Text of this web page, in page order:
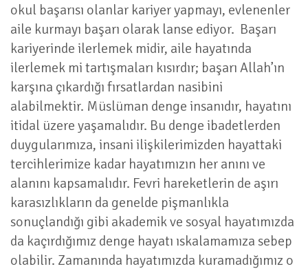
okul başarısı olanlar kariyer yapmayı, evlenenler
aile kurmayı başarı olarak lanse ediyor. Başarı
kariyerinde ilerlemek midir, aile hayatında
ilerlemek mi tartışmaları kısırdır; başarı Allah’ın
karşına çıkardığı fırsatlardan nasibini
alabilmektir. Müslüman denge insanıdır, hayatını
itidal üzere yaşamalıdır. Bu denge ibadetlerden
duygularımıza, insani ilişkilerimizden hayattaki
tercihlerimize kadar hayatımızın her anını ve
alanını kapsamalıdır. Fevri hareketlerin de aşırı
karasızlıkların da genelde pişmanlıkla
sonuçlandığı gibi akademik ve sosyal hayatımızda
da kaçırdığımız denge hayatı ıskalamamıza sebep
olabilir. Zamanında hayatımızda kuramadığımız o